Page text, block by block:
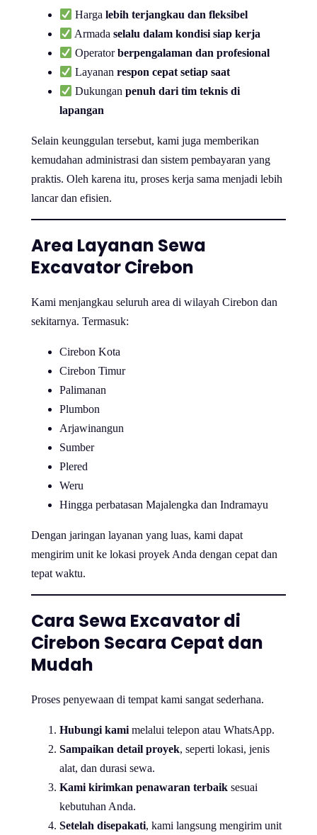
Hargalebih terjangkau dan fleksibel
Armadaselalu dalam kondisi siap kerja
Operatorberpengalaman dan profesional
Layananrespon cepat setiap saat
Dukunganpenuh dari tim teknis di
lapangan
Selain keunggulan tersebut, kami juga memberikan
kemudahan administrasi dan sistem pembayaran yang
praktis. Oleh karena itu, proses kerja sama menjadi lebih
lancar dan efisien.
Area Layanan Sewa
Excavator Cirebon
Kami menjangkau seluruh area di wilayah Cirebon dan
sekitarnya. Termasuk:
Cirebon Kota
Cirebon Timur
Palimanan
Plumbon
Arjawinangun
Sumber
Plered
Weru
Hingga perbatasan Majalengka dan Indramayu
Dengan jaringan layanan yang luas, kami dapat
mengirim unit ke lokasi proyek Anda dengan cepat dan
tepat waktu.
Cara Sewa Excavator di
Cirebon Secara Cepat dan
Mudah
Proses penyewaan di tempat kami sangat sederhana.
Hubungi kami melalui telepon atau WhatsApp.
Sampaikan detail proyek, seperti lokasi, jenis
alat, dan durasi sewa.
Kami kirimkan penawaran terbaik sesuai
kebutuhan Anda.
Setelah disepakati, kami langsung mengirim unit